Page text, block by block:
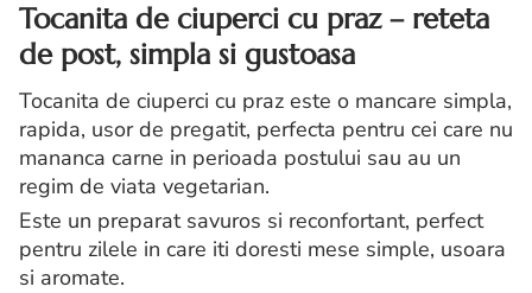
Tocanita de ciuperci cu praz – reteta
de post, simpla si gustoasa
Tocanita de ciuperci cu praz este o mancare simpla,
rapida, usor de pregatit, perfecta pentru cei care nu
mananca carne in perioada postului sau au un
regim de viata vegetarian.
Este un preparat savuros si reconfortant, perfect
pentru zilele in care iti doresti mese simple, usoara
si aromate.